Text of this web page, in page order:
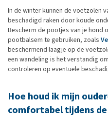
In de winter kunnen de voetzolen
beschadigd raken door koude
Bescherm de pootjes van je hond
pootbalsem te gebruiken, zoals
beschermend laagje op de
een wandeling is het verstandig
controleren op eventuele
Hoe houd ik mijn
comfortabel tijdens